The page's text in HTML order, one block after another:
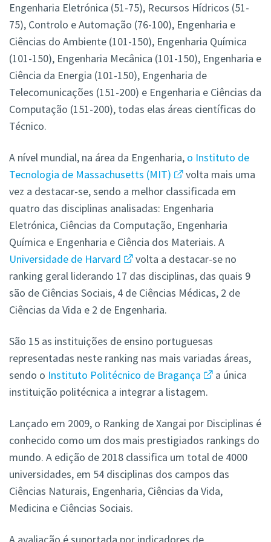
Engenharia Eletrónica (51-75), Recursos Hídricos (51-
75), Controlo e Automação (76-100), Engenharia e
Ciências do Ambiente (101-150), Engenharia Química
(101-150), Engenharia Mecânica (101-150), Engenharia e
Ciência da Energia (101-150), Engenharia de
Telecomunicações (151-200) e Engenharia e Ciências da
Computação (151-200), todas elas áreas científicas do
Técnico.
A nível mundial, na área da Engenharia, o Instituto de
Tecnologia de Massachusetts (MIT)
volta mais uma
vez a destacar-se, sendo a melhor classificada em
quatro das disciplinas analisadas: Engenharia
Eletrónica, Ciências da Computação, Engenharia
Química e Engenharia e Ciência dos Materiais. A
Universidade de Harvard
volta a destacar-se no
ranking geral liderando 17 das disciplinas, das quais 9
são de Ciências Sociais, 4 de Ciências Médicas, 2 de
Ciências da Vida e 2 de Engenharia.
São 15 as instituições de ensino portuguesas
representadas neste ranking nas mais variadas áreas,
sendo o Instituto Politécnico de Bragança
a única
instituição politécnica a integrar a listagem.
Lançado em 2009, o Ranking de Xangai por Disciplinas é
conhecido como um dos mais prestigiados rankings do
mundo. A edição de 2018 classifica um total de 4000
universidades, em 54 disciplinas dos campos das
Ciências Naturais, Engenharia, Ciências da Vida,
Medicina e Ciências Sociais.